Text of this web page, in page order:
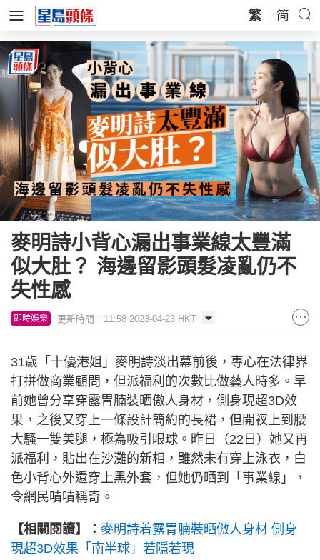
繁 简
麥明詩小背心漏出事業線太豐滿
似大肚？ 海邊留影頭髮凌亂仍不
失性感
即時娛樂 更新時間：11:58 2023-04-23 HKT
31歲「十優港姐」麥明詩淡出幕前後，專心在法律界
打拼做商業顧問，但派福利的次數比做藝人時多。早
前她曾分享穿露胃腩裝晒傲人身材，側身現超3D效
果，之後又穿上一條設計簡約的長裙，但開衩上到腰
大騷一雙美腿，極為吸引眼球。昨日（22日）她又再
派福利，貼出在沙灘的新相，雖然未有穿上泳衣，白
色小背心外還穿上黑外套，但她仍晒到「事業線」，
令網民嘖嘖稱奇。
【相關閱讀】： 麥明詩着露胃腩裝晒傲人身材 側身
現超3D效果「南半球」若隱若現